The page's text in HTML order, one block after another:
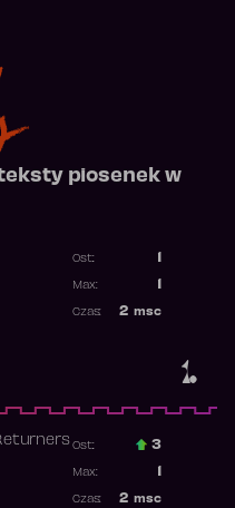
piosenek w
1.
Ost.:
Max:
2 msc
Czas:
Ost.: 3
Max:
2 msc
Czas: